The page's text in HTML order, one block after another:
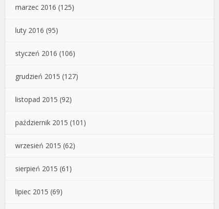
marzec 2016 (125)
luty 2016 (95)
styczeń 2016 (106)
grudzień 2015 (127)
listopad 2015 (92)
październik 2015 (101)
wrzesień 2015 (62)
sierpień 2015 (61)
lipiec 2015 (69)